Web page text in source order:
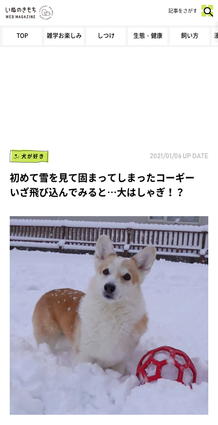
TOP 雑学お楽しみ しつけ 生態・健康 飼い方
記事をさがす
犬が好き 2021/01/06 UP DATE
初めて雪を見て固まってしまったコーギー
いざ飛び込んでみると…大はしゃぎ！？